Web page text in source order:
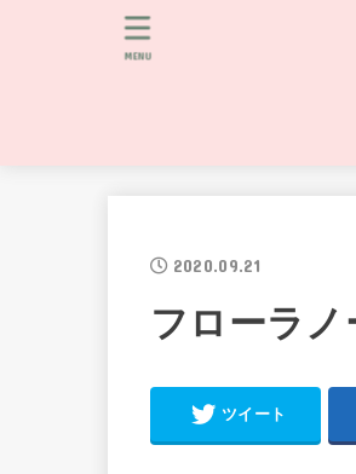
MENU
2020.09.21
フローラ
ツイート